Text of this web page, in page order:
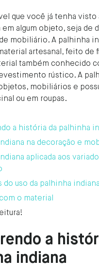
que você já tenha visto
em algum objeto, seja de
mobiliário. A palhinha
artesanal, feito de
também conhecido
rústico. A
mobiliários e
ou em roupas.
a história da palhinha
na decoração e
aplicada aos
do uso da palhinha indiana
o material
a
indiana